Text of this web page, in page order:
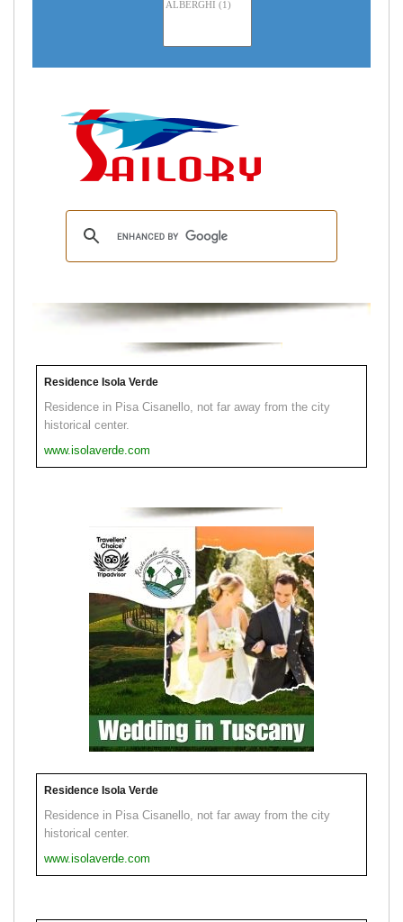
Residence Isola Verde
Residence in Pisa Cisanello, not far away from the city
historical center.
www.isolaverde.com
Residence Isola Verde
Residence in Pisa Cisanello, not far away from the city
historical center.
www.isolaverde.com